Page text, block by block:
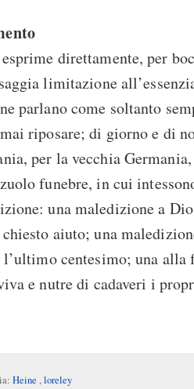
direttamente, per
limitazione
parlano come soltanto
riposare; di giorno e di
per la vecchia
funebre, in cui
una maledizione a
chiesto aiuto; una
centesimo; una alla
e nutre di cadaveri i
Heine ,loreley